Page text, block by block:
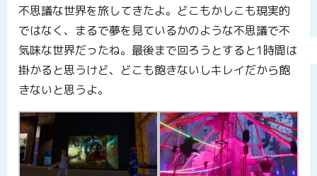
不思議な世界を旅してきたよ。どこもかしこも現実的
ではなく、まるで夢を見ているかのような不思議で不
気味な世界だったね。最後まで回ろうとすると1時間は
掛かると思うけど、どこも飽きないしキレイだから飽
きないと思うよ。